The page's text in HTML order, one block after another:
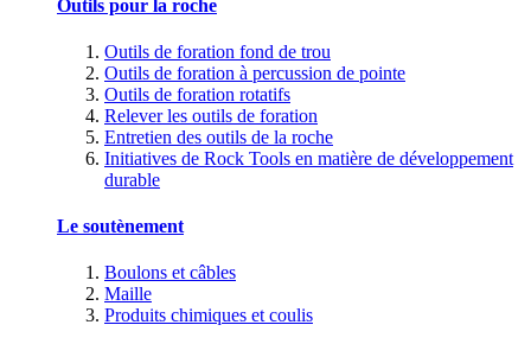
Outils pour la roche
Outils de foration fond de trou
Outils de foration à percussion de pointe
Outils de foration rotatifs
Relever les outils de foration
Entretien des outils de la roche
Initiatives de Rock Tools en matière de développement
durable
Le soutènement
Boulons et câbles
Maille
Produits chimiques et coulis